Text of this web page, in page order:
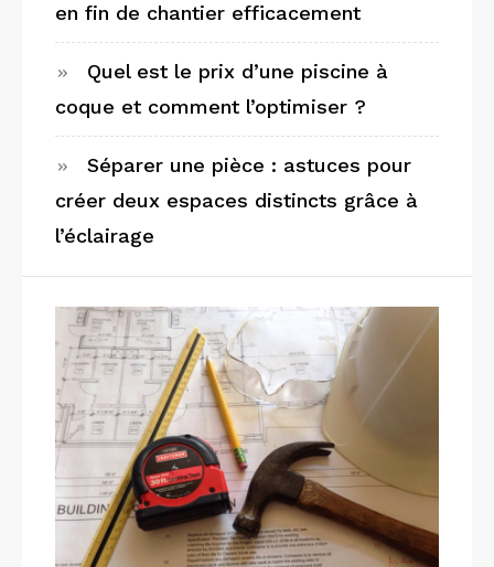
en fin de chantier efficacement
Quel est le prix d’une piscine à
coque et comment l’optimiser ?
Séparer une pièce : astuces pour
créer deux espaces distincts grâce à
l’éclairage